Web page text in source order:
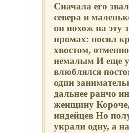
Сначала его
севера и
он похож на эту
промах: носил
хвостом,
немалым И еще у
влюблялся
один
дальнее ранчо
женщину
индейцев Но
украли одну, а